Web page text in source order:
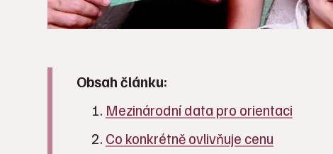
Obsah článku:
Mezinárodní data pro orientaci
Co konkrétně ovlivňuje cenu